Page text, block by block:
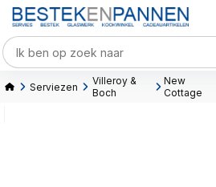
Serviezen
Villeroy &
Boch
New
Cottage